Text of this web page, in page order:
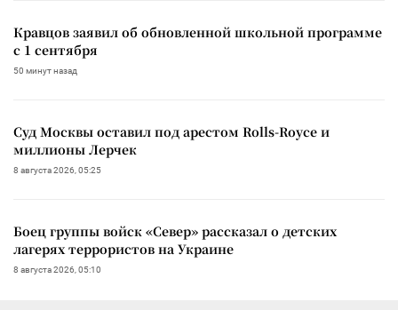
Кравцов заявил об обновленной школьной программе
с 1 сентября
50 минут назад
Суд Москвы оставил под арестом Rolls-Royce и
миллионы Лерчек
8 августа 2026, 05:25
Боец группы войск «Север» рассказал о детских
лагерях террористов на Украине
8 августа 2026, 05:10